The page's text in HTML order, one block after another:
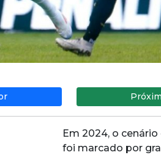
Em 2024, o
foi marcado por